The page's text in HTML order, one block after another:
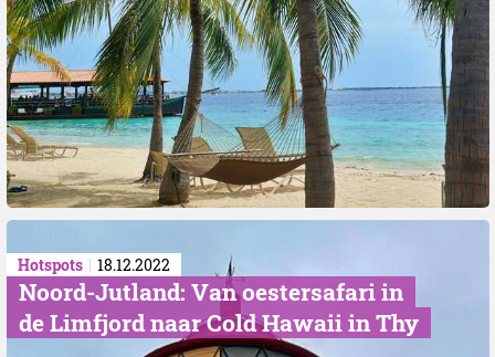
Hotspots 18.12.2022
Noord-Jutland: Van oestersafari in
de Limfjord naar Cold Hawaii in Thy